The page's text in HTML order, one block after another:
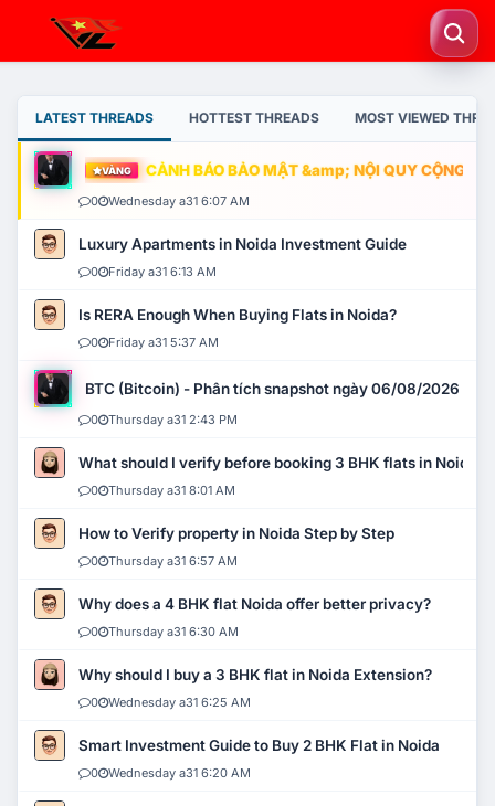
LATEST THREADS HOTTEST THREADS MOST VIEWED
VÀNG CẢNH BÁO BẢO MẬT &amp; NỘI QUY CỘNG
0 Wednesday a31 6:07 AM
Luxury Apartments in Noida Investment Guide
0 Friday a31 6:13 AM
Is RERA Enough When Buying Flats in Noida?
0 Friday a31 5:37 AM
BTC (Bitcoin) - Phân tích snapshot ngày 06/08/2026
0 Thursday a31 2:43 PM
What should I verify before booking 3 BHK flats in Noida?
0 Thursday a31 8:01 AM
How to Verify property in Noida Step by Step
0 Thursday a31 6:57 AM
Why does a 4 BHK flat Noida offer better privacy?
0 Thursday a31 6:30 AM
Why should I buy a 3 BHK flat in Noida Extension?
0 Wednesday a31 6:25 AM
Smart Investment Guide to Buy 2 BHK Flat in Noida
0 Wednesday a31 6:20 AM